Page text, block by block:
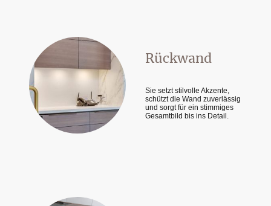
Rückwand
Sie setzt stilvolle Akzente,
schützt die Wand zuverlässig
und sorgt für ein stimmiges
Gesamtbild bis ins Detail.